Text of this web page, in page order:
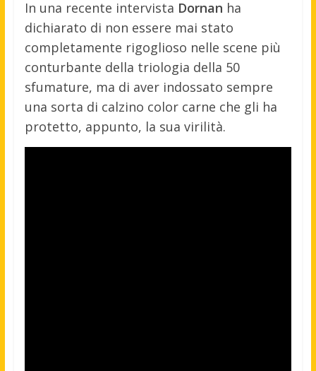
In una recente intervista Dornan ha
dichiarato di non essere mai stato
completamente rigoglioso nelle scene più
conturbante della triologia della 50
sfumature, ma di aver indossato sempre
una sorta di calzino color carne che gli ha
protetto, appunto, la sua virilità.